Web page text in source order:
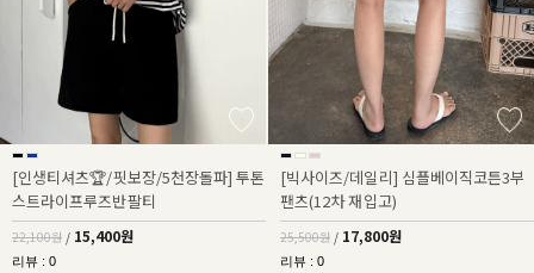
[인생티셔츠🏆/핏보장/5천장돌파] 투톤
스트라이프루즈반팔티
22,100원 / 15,400원
리뷰 : 0
[빅사이즈/데일리] 심플베이직코튼3부
팬츠(12차 재입고)
25,500원 / 17,800원
리뷰 : 0